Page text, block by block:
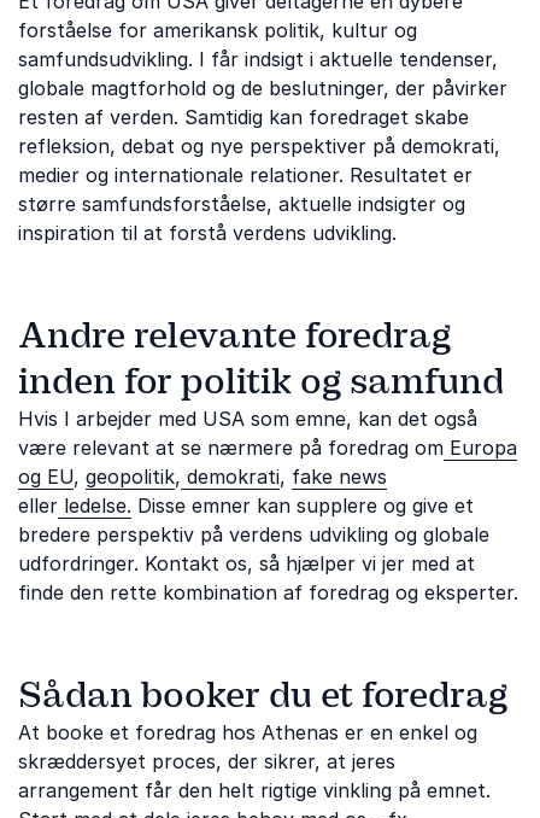
forståelse for amerikansk politik, kultur og
samfundsudvikling. I får indsigt i aktuelle tendenser,
globale magtforhold og de beslutninger, der påvirker
resten af verden. Samtidig kan foredraget skabe
refleksion, debat og nye perspektiver på demokrati,
medier og internationale relationer. Resultatet er
større samfundsforståelse, aktuelle indsigter og
inspiration til at forstå verdens udvikling.
Andre relevante foredrag
inden for politik og samfund
Hvis I arbejder med USA som emne, kan det også
være relevant at se nærmere på foredrag om Europa
og EU, geopolitik, demokrati, fake news
eller ledelse. Disse emner kan supplere og give et
bredere perspektiv på verdens udvikling og globale
udfordringer. Kontakt os, så hjælper vi jer med at
finde den rette kombination af foredrag og eksperter.
Sådan booker du et foredrag
At booke et foredrag hos Athenas er en enkel og
skræddersyet proces, der sikrer, at jeres
arrangement får den helt rigtige vinkling på emnet.